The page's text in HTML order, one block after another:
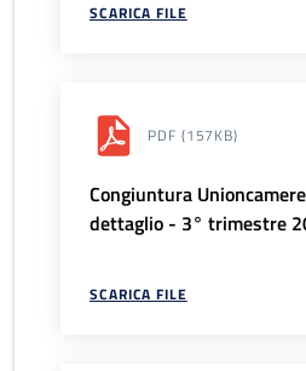
SCARICA FILE
PDF (157KB)
Congiuntura
dettaglio - 3° trimestre
SCARICA FILE